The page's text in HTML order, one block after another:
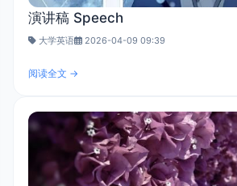
演讲稿 Speech
大学英语 2026-04-09 09:39
阅读全文 →